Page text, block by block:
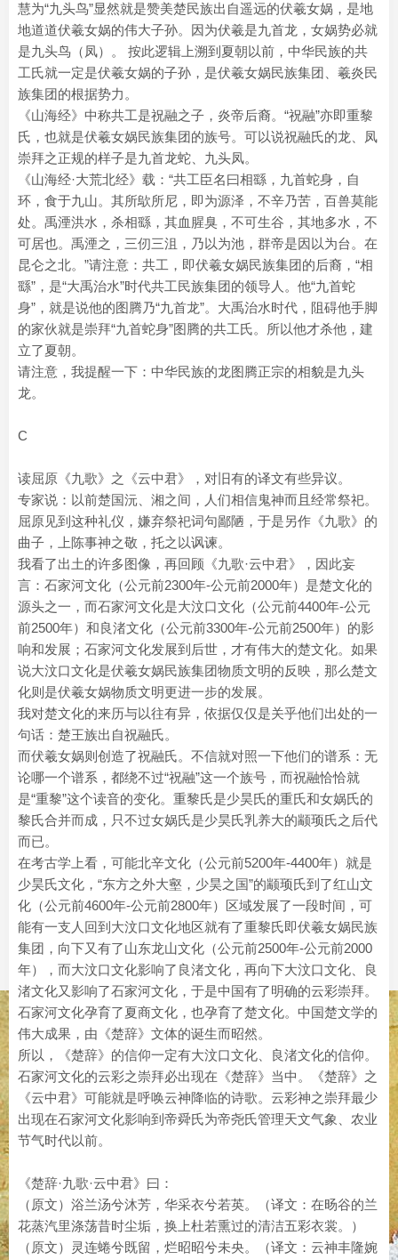
慧为“九头鸟”显然就是赞美楚民族出自遥远的伏羲女娲，是地
地道道伏羲女娲的伟大子孙。因为伏羲是九首龙，女娲势必就
是九头鸟（凤）。 按此逻辑上溯到夏朝以前，中华民族的共
工氏就一定是伏羲女娲的子孙，是伏羲女娲民族集团、羲炎民
族集团的根据势力。
《山海经》中称共工是祝融之子，炎帝后裔。“祝融”亦即重黎
氏，也就是伏羲女娲民族集团的族号。可以说祝融氏的龙、凤
崇拜之正规的样子是九首龙蛇、九头凤。
《山海经·大荒北经》载：“共工臣名曰相繇，九首蛇身，自
环，食于九山。其所歍所尼，即为源泽，不辛乃苦，百兽莫能
处。禹湮洪水，杀相繇，其血腥臭，不可生谷，其地多水，不
可居也。禹湮之，三仞三沮，乃以为池，群帝是因以为台。在
昆仑之北。”请注意：共工，即伏羲女娲民族集团的后裔，“相
繇”，是“大禹治水”时代共工民族集团的领导人。他“九首蛇
身”，就是说他的图腾乃“九首龙”。大禹治水时代，阻碍他手脚
的家伙就是崇拜“九首蛇身”图腾的共工氏。所以他才杀他，建
立了夏朝。
请注意，我提醒一下：中华民族的龙图腾正宗的相貌是九头
龙。
C
读屈原《九歌》之《云中君》，对旧有的译文有些异议。
专家说：以前楚国沅、湘之间，人们相信鬼神而且经常祭祀。
屈原见到这种礼仪，嫌弃祭祀词句鄙陋，于是另作《九歌》的
曲子，上陈事神之敬，托之以讽谏。
我看了出土的许多图像，再回顾《九歌·云中君》，因此妄
言：石家河文化（公元前2300年-公元前2000年）是楚文化的
源头之一，而石家河文化是大汶口文化（公元前4400年-公元
前2500年）和良渚文化（公元前3300年-公元前2500年）的影
响和发展；石家河文化发展到后世，才有伟大的楚文化。如果
说大汶口文化是伏羲女娲民族集团物质文明的反映，那么楚文
化则是伏羲女娲物质文明更进一步的发展。
我对楚文化的来历与以往有异，依据仅仅是关乎他们出处的一
句话：楚王族出自祝融氏。
而伏羲女娲则创造了祝融氏。不信就对照一下他们的谱系：无
论哪一个谱系，都绕不过“祝融”这一个族号，而祝融恰恰就
是“重黎”这个读音的变化。重黎氏是少昊氏的重氏和女娲氏的
黎氏合并而成，只不过女娲氏是少昊氏乳养大的颛顼氏之后代
而已。
在考古学上看，可能北辛文化（公元前5200年-4400年）就是
少昊氏文化，“东方之外大壑，少昊之国”的颛顼氏到了红山文
化（公元前4600年-公元前2800年）区域发展了一段时间，可
能有一支人回到大汶口文化地区就有了重黎氏即伏羲女娲民族
集团，向下又有了山东龙山文化（公元前2500年-公元前2000
年），而大汶口文化影响了良渚文化，再向下大汶口文化、良
渚文化又影响了石家河文化，于是中国有了明确的云彩崇拜。
石家河文化孕育了夏商文化，也孕育了楚文化。中国楚文学的
伟大成果，由《楚辞》文体的诞生而昭然。
所以，《楚辞》的信仰一定有大汶口文化、良渚文化的信仰。
石家河文化的云彩之崇拜必出现在《楚辞》当中。《楚辞》之
《云中君》可能就是呼唤云神降临的诗歌。云彩神之崇拜最少
出现在石家河文化影响到帝舜氏为帝尧氏管理天文气象、农业
节气时代以前。
《楚辞·九歌·云中君》曰：
（原文）浴兰汤兮沐芳，华采衣兮若英。（译文：在旸谷的兰
花蒸汽里涤荡昔时尘垢，换上杜若熏过的清洁五彩衣裳。）
（原文）灵连蜷兮既留，烂昭昭兮未央。（译文：云神丰隆婉